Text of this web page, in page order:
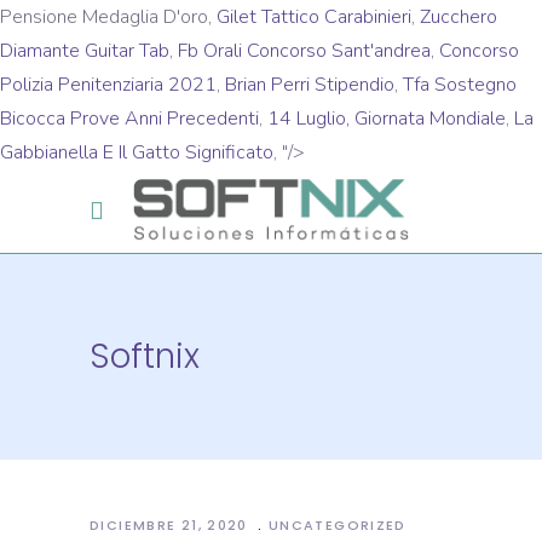
Pensione Medaglia D'oro, Gilet Tattico Carabinieri, Zucchero
Diamante Guitar Tab, Fb Orali Concorso Sant'andrea, Concorso
Polizia Penitenziaria 2021, Brian Perri Stipendio,Tfa Sostegno
Bicocca Prove Anni Precedenti, 14 Luglio, Giornata Mondiale, La
Gabbianella E Il Gatto Significato, "/>
Softnix
DICIEMBRE 21, 2020 UNCATEGORIZED